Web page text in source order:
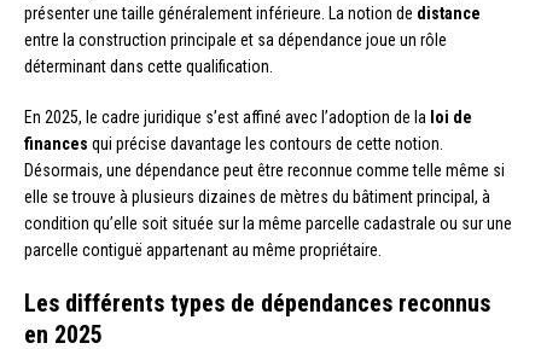
présenter une taille généralement inférieure. La notion de distance
entre la construction principale et sa dépendance joue un rôle
déterminant dans cette qualification.
En 2025, le cadre juridique s’est affiné avec l’adoption de la loi de
finances qui précise davantage les contours de cette notion.
Désormais, une dépendance peut être reconnue comme telle même si
elle se trouve à plusieurs dizaines de mètres du bâtiment principal, à
condition qu’elle soit située sur la même parcelle cadastrale ou sur une
parcelle contiguë appartenant au même propriétaire.
Les différents types de dépendances reconnus
en 2025